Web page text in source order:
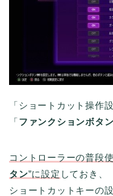
「ショートカット操作
「ファンクションボタ
コントローラーの普段
タン”に設定 しておき、
ショートカットキーの